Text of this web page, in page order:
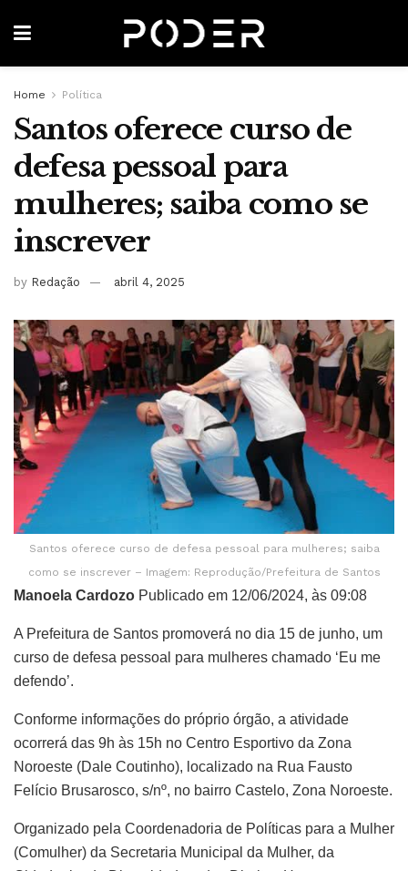
Home Política
Santos oferece curso de
defesa pessoal para
mulheres; saiba como se
inscrever
by Redação abril 4, 2025
Santos oferece curso de defesa pessoal para mulheres; saiba
como se inscrever – Imagem: Reprodução/Prefeitura de Santos
Manoela Cardozo Publicado em 12/06/2024, às 09:08
A Prefeitura de Santos promoverá no dia 15 de junho, um
curso de defesa pessoal para mulheres chamado ‘Eu me
defendo’.
Conforme informações do próprio órgão, a atividade
ocorrerá das 9h às 15h no Centro Esportivo da Zona
Noroeste (Dale Coutinho), localizado na Rua Fausto
Felício Brusarosco, s/nº, no bairro Castelo, Zona Noroeste.
Organizado pela Coordenadoria de Políticas para a Mulher
(Comulher) da Secretaria Municipal da Mulher, da